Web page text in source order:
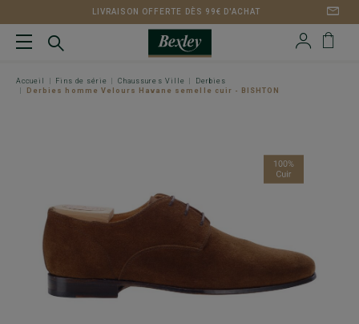
LIVRAISON OFFERTE DÈS 99€ D'ACHAT
Accueil Fins de série Chaussures Ville
Derbies
Derbies homme Velours Havane semelle cuir - BISHTON